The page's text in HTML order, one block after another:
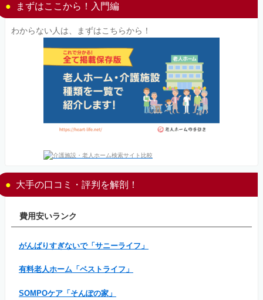
まずはここから！入門編
わからない人は、まずはこちらから！
大手の口コミ・評判を解剖！
費用安いランク
がんばりすぎないで「サニーライフ」
有料老人ホーム「ベストライフ」
SOMPOケア「そんぽの家」